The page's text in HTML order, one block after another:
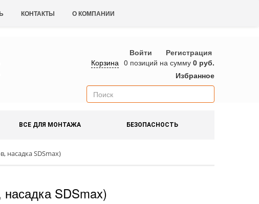
КОНТАКТЫ О КОМПАНИИ
Войти
Регистрация
Корзина 0 позиций на сумму 0 руб.
Избранное
ВСЕ ДЛЯ МОНТАЖА БЕЗОПАСНОСТЬ
насадка SDSmax)
SDSmax)